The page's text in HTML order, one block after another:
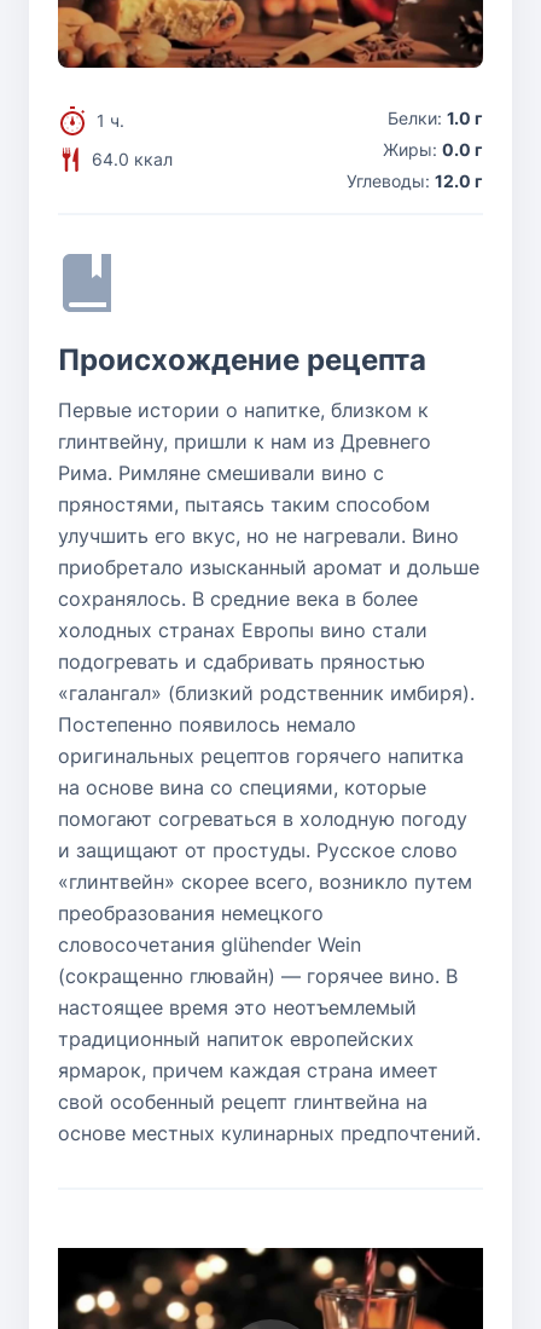
1 ч.
64.0 ккал
Белки: 1.0 г
Жиры: 0.0 г
Углеводы: 12.0 г
Происхождение рецепта
Первые истории о напитке, близком к
глинтвейну, пришли к нам из Древнего
Рима. Римляне смешивали вино с
пряностями, пытаясь таким способом
улучшить его вкус, но не нагревали. Вино
приобретало изысканный аромат и дольше
сохранялось. В средние века в более
холодных странах Европы вино стали
подогревать и сдабривать пряностью
«галангал» (близкий родственник имбиря).
Постепенно появилось немало
оригинальных рецептов горячего напитка
на основе вина со специями, которые
помогают согреваться в холодную погоду
и защищают от простуды. Русское слово
«глинтвейн» скорее всего, возникло путем
преобразования немецкого
словосочетания glühender Wein
(сокращенно глювайн) — горячее вино. В
настоящее время это неотъемлемый
традиционный напиток европейских
ярмарок, причем каждая страна имеет
свой особенный рецепт глинтвейна на
основе местных кулинарных предпочтений.